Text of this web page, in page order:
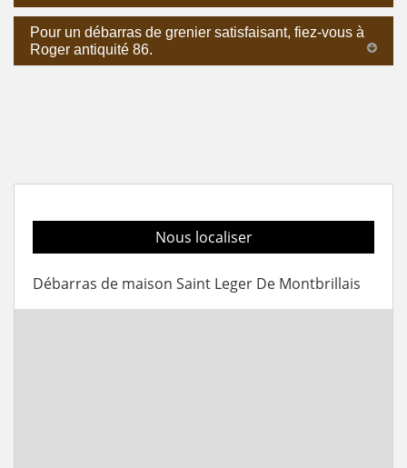
Pour un débarras de grenier satisfaisant, fiez-vous à
Roger antiquité 86.
Nous localiser
Débarras de maison Saint Leger De Montbrillais